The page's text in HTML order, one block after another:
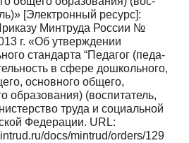
[Электронный ресурс]:
Минтруда России №
г. «Об ут­верждении
стандарта “Педагог (педа­
в сфере дошкольного,
основного общего,
образования) (воспитатель,
труда и соци­альной
Федерации. URL:
docs/mintrud/orders/129